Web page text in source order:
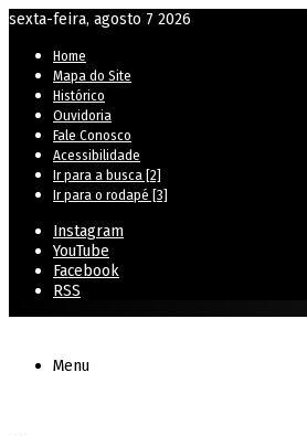
sexta-feira, agosto 7 2026
Home
Mapa do Site
Histórico
Ouvidoria
Fale Conosco
Acessibilidade
Ir para a busca [2]
Ir para o rodapé [3]
Instagram
YouTube
Facebook
RSS
Menu